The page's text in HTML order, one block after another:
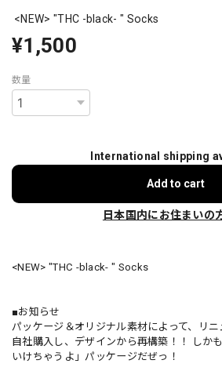
<NEW> "THC -black- " Socks
¥1,500
数量
International shipping
Add to cart
日本国内にお住まいの
<NEW> "THC -black- " Socks
■お知らせ
パッケージ＆オリジナル素材によって、リ
自社購入し、デザインから再構築！！ しか
いけちゃうよ」パッケージだぜっ！